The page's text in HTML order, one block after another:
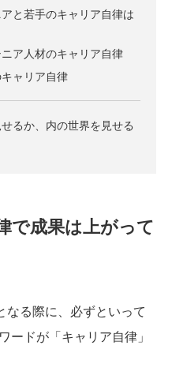
と若手のキャリア自律は
ア人材のキャリア自律
ャリア自律
るか、内の世界を見せる
で成果は上がって
る際に、必ずといって
ードが「キャリア自律」